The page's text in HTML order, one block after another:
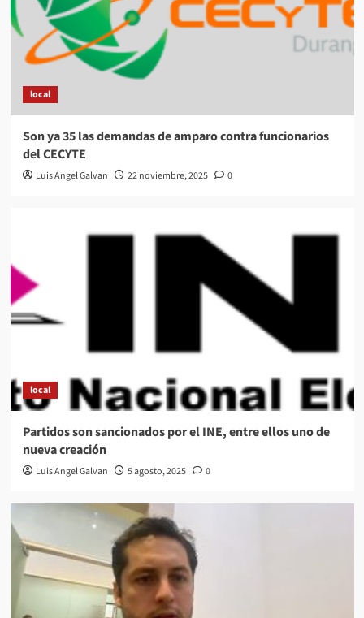
local
Son ya 35 las demandas de amparo contra funcionarios
del CECYTE
Luis Angel Galvan 22 noviembre, 2025 0
local
Partidos son sancionados por el INE, entre ellos uno de
nueva creación
Luis Angel Galvan 5 agosto, 2025 0